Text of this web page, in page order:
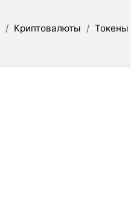
/ Криптовалюты / Токены